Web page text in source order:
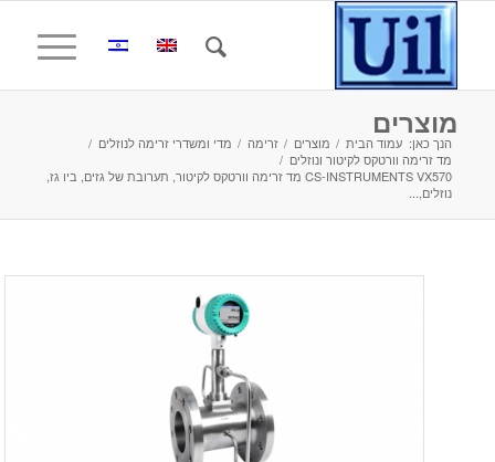
מוצרים
הנך כאן: עמוד הבית / מוצרים / זרימה / מדי ומשדרי זרימה לנוזלים /
מד זרימה וורטקס לקיטור ונוזלים /
CS-INSTRUMENTS VX570 מד זרימה וורטקס לקיטור, תערובת של גזים, ביו גז,
נוזלים,...